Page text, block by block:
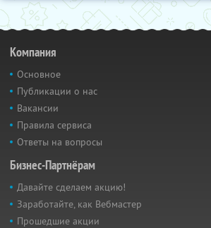
Компания
Основное
Публикации о нас
Вакансии
Правила сервиса
Ответы на вопросы
Бизнес-Партнёрам
Давайте сделаем акцию!
Заработайте, как Вебмастер
Прошедшие акции